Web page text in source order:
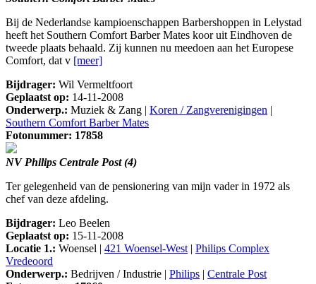
Bij de Nederlandse kampioenschappen Barbershoppen in Lelystad
heeft het Southern Comfort Barber Mates koor uit Eindhoven de
tweede plaats behaald. Zij kunnen nu meedoen aan het Europese
Comfort, dat v [meer]
Bijdrager: Wil Vermeltfoort
Geplaatst op: 14-11-2008
Onderwerp.: Muziek & Zang | Koren / Zangverenigingen |
Southern Comfort Barber Mates
Fotonummer: 17858
NV Philips Centrale Post (4)
Ter gelegenheid van de pensionering van mijn vader in 1972 als
chef van deze afdeling.
Bijdrager: Leo Beelen
Geplaatst op: 15-11-2008
Locatie 1.: Woensel | 421 Woensel-West| Philips Complex
Vredeoord
Onderwerp.: Bedrijven / Industrie | Philips | Centrale Post